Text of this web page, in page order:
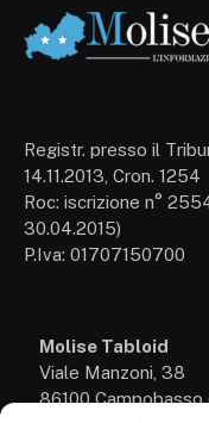
Registr. presso il
14.11.2013, Cron. 1254
Roc: iscrizione n°
30.04.2015)
P.Iva: 01707150700
Molise Tabloid
Viale Manzoni, 38
86100 Campobasso